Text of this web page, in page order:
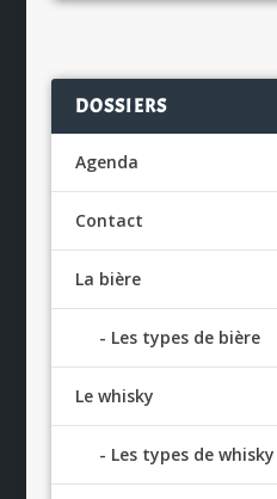
DOSSIERS
Agenda
Contact
La bière
Les types de bière
Le whisky
Les types de whisky